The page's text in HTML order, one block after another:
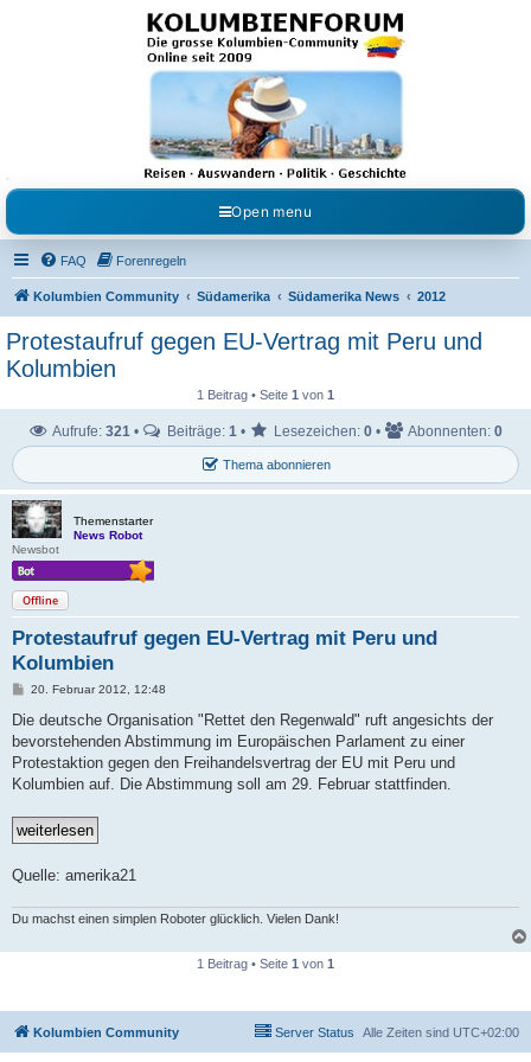
Kolumbienforum - Das
grosse Forum der
Freunde Kolumbiens
Reisen, Auswandern, Kultur, Politik, Geschichte und Visum in Kolumbien und Venezuela.
Austausch, Erfahrungen und Gemeinschaft im Kolumbienforum
Open menu
FAQ Forenregeln
Kolumbien Community Südamerika Südamerika News 2012
Protestaufruf gegen EU-Vertrag mit Peru und
Kolumbien
1 Beitrag • Seite 1 von 1
Thema abonnieren
Aufrufe: 321 • Beiträge: 1 • Lesezeichen: 0 • Abonnenten: 0
Themenstarter
News Robot
Newsbot
Offline
Protestaufruf gegen EU-Vertrag mit Peru und
Kolumbien
B
i
r
a
20. Februar 2012, 12:48
Die deutsche Organisation "Rettet den Regenwald" ruft angesichts der
bevorstehenden Abstimmung im Europäischen Parlament zu einer
Protestaktion gegen den Freihandelsvertrag der EU mit Peru und
Kolumbien auf. Die Abstimmung soll am 29. Februar stattfinden.
Quelle: amerika21
Du machst einen simplen Roboter glücklich. Vielen Dank!
1 Beitrag • Seite 1 von 1
Kolumbien Community Alle Zeiten sind UTC+02:00
Server Status